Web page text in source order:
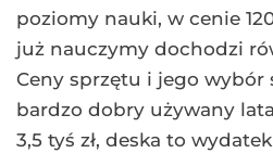
poziomy nauki, w cenie
już nauczymy dochodzi
Ceny sprzętu i jego wybór
bardzo dobry używany
3,5 tyś zł, deska to wydatek